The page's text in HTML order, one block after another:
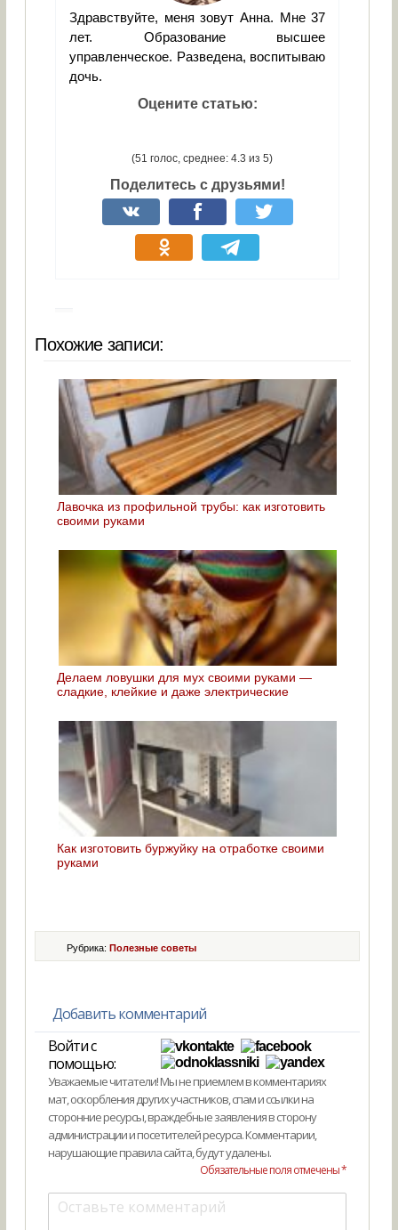
Здравствуйте, меня зовут Анна. Мне 37
лет. Образование высшее
управленческое. Разведена, воспитываю
дочь.
Оцените статью:
(51 голос, среднее: 4.3 из 5)
Поделитесь с друзьями!
Похожие записи:
Лавочка из профильной трубы: как изготовить
своими руками
Делаем ловушки для мух своими руками —
сладкие, клейкие и даже электрические
Как изготовить буржуйку на отработке своими
руками
Рубрика: Полезные советы
Добавить комментарий
Войти с
помощью:
Уважаемые читатели! Мы не приемлем в комментариях
мат, оскорбления других участников, спам и ссылки на
сторонние ресурсы, враждебные заявления в сторону
администрации и посетителей ресурса. Комментарии,
нарушающие правила сайта, будут удалены.
Обязательные поля отмечены *